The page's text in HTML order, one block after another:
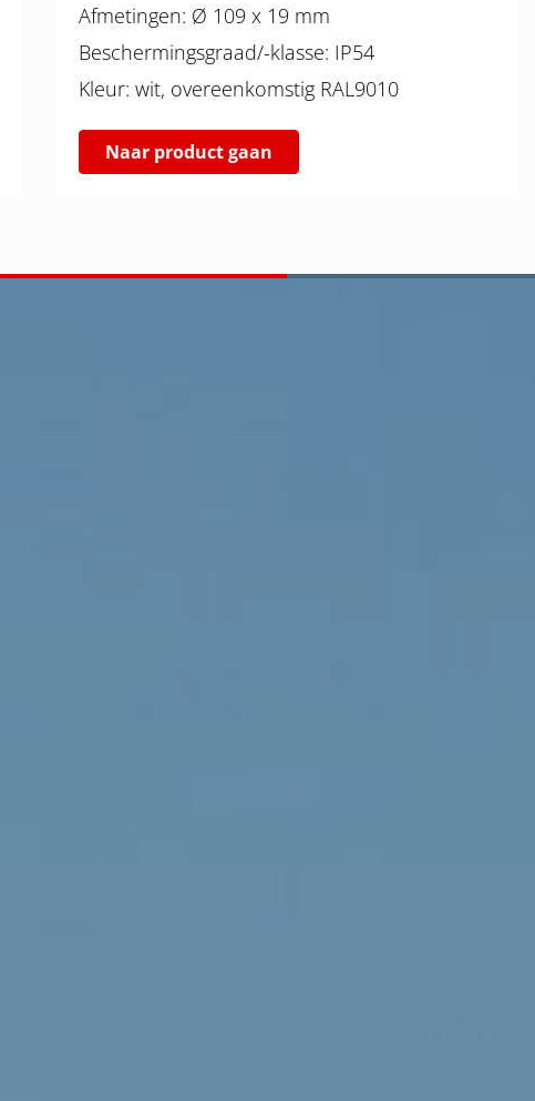
Afmetingen: Ø 109 x 19 mm
Beschermingsgraad/-klasse: IP54
Kleur: wit, overeenkomstig RAL9010
Naar product gaan